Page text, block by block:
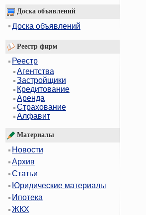
Доска объявлений
Доска объявлений
Реестр фирм
Реестр
Агентства
Застройщики
Кредитование
Аренда
Страхование
Алфавит
Материалы
Новости
Архив
Статьи
Юридические материалы
Ипотека
ЖКХ